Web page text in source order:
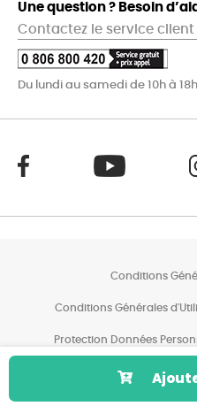
Une question ? Besoin
Contactez le service client
Du lundi au samedi de 10h à
Conditions
Conditions Générales
Protection Données
Conditions